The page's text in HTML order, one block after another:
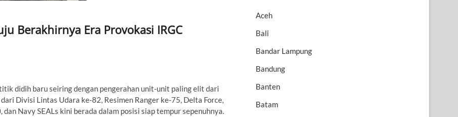
Berakhirnya Era Provokasi IRGC
didih baru seiring dengan pengerahan unit-unit paling elit dari
Divisi Lintas Udara ke-82, Resimen Ranger ke-75, Delta Force,
Navy SEALs kini berada dalam posisi siap tempur sepenuhnya.
Aceh
Bali
Bandar Lampung
Bandung
Banten
Batam